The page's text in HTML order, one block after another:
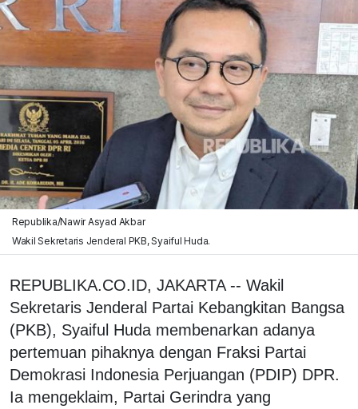
Republika/Nawir Asyad Akbar
Wakil Sekretaris Jenderal PKB, Syaiful Huda.
REPUBLIKA.CO.ID, JAKARTA -- Wakil
Sekretaris Jenderal Partai Kebangkitan Bangsa
(PKB), Syaiful Huda membenarkan adanya
pertemuan pihaknya dengan Fraksi Partai
Demokrasi Indonesia Perjuangan (PDIP) DPR.
Ia mengeklaim, Partai Gerindra yang